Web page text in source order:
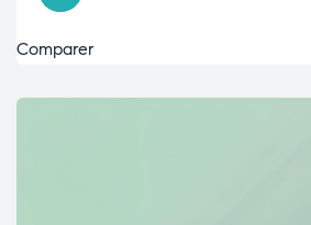
Comparer